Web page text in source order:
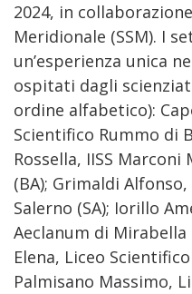
2024, in
Meridionale (SSM). I
un’esperienza unica
ospitati dagli
ordine alfabetico):
Scientifico Rummo di
Rossella, IISS
(BA); Grimaldi Alfonso,
Salerno (SA); Iorillo
Aeclanum di Mirabella
Elena, Liceo
Palmisano Massimo,